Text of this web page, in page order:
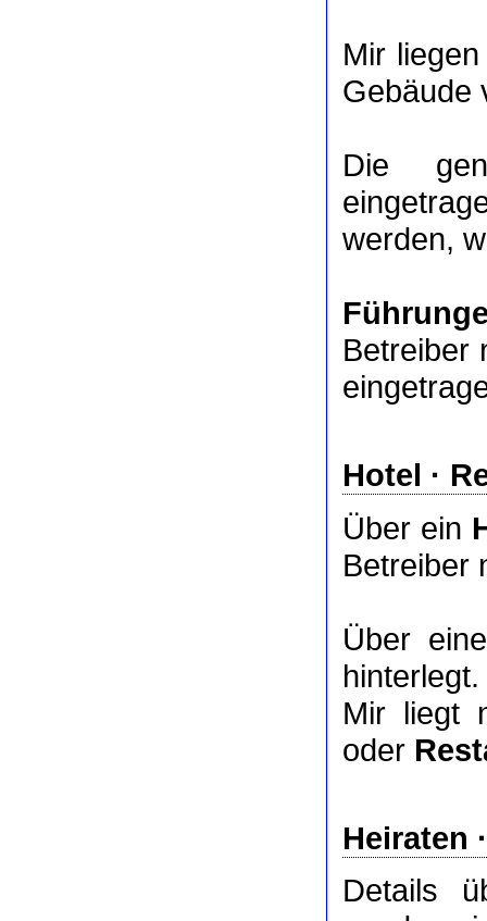
Mir
Gebäude
Die
werden,
Betreiber
Hotel ·
Über ein
Betreiber
Über
hinterlegt.
Mir liegt
oder
Heiraten
Details